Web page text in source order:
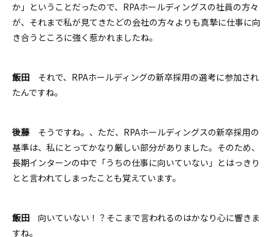
か 」ということだったので、RPAホールディングスの社員の方々
が、それまで私が見てきたどの会社の方々よりも真摯に仕事に向
き合うところに強く惹かれましたね。
飯田 それで、RPAホールディングの新卒採用の選考に参加され
たんですね。
後藤そうですね。、ただ、RPAホールディングスの新卒採用の
基準は、私にとってかなり厳しい部分がありました。そのため、
長期インターンの中で「うちの仕事に向いていない」とはっきり
とと言われてしまったことも覚えています。
飯田 向いていない！？そこまで言われるのはかなり心に響きま
すね。